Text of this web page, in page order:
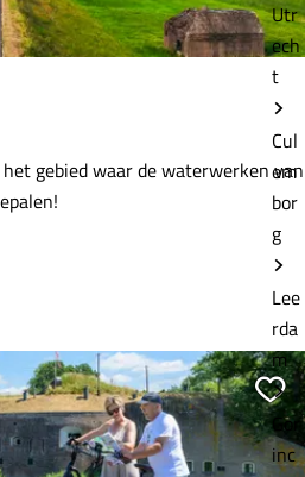
Utr
ech
t
Cul
em
bor
g
Lee
rda
m
Gor
inc
gebied waar de waterwerken van